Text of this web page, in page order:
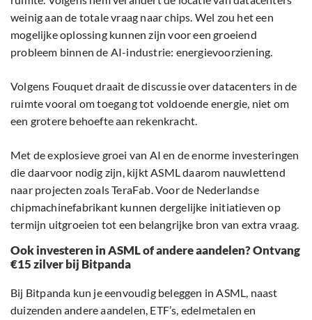
weinig aan de totale vraag naar chips. Wel zou het een
mogelijke oplossing kunnen zijn voor een groeiend
probleem binnen de AI-industrie: energievoorziening.
Volgens Fouquet draait de discussie over datacenters in de
ruimte vooral om toegang tot voldoende energie, niet om
een grotere behoefte aan rekenkracht.
Met de explosieve groei van AI en de enorme investeringen
die daarvoor nodig zijn, kijkt ASML daarom nauwlettend
naar projecten zoals TeraFab. Voor de Nederlandse
chipmachinefabrikant kunnen dergelijke initiatieven op
termijn uitgroeien tot een belangrijke bron van extra vraag.
Ook investeren in ASML of andere aandelen? Ontvang
€15 zilver bij Bitpanda
Bij Bitpanda kun je eenvoudig beleggen in ASML, naast
duizenden andere aandelen, ETF’s, edelmetalen en